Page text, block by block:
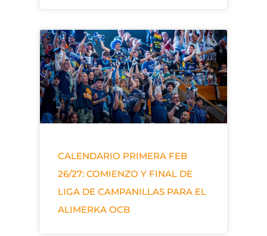
CALENDARIO PRIMERA FEB
26/27: COMIENZO Y FINAL DE
LIGA DE CAMPANILLAS PARA EL
ALIMERKA OCB